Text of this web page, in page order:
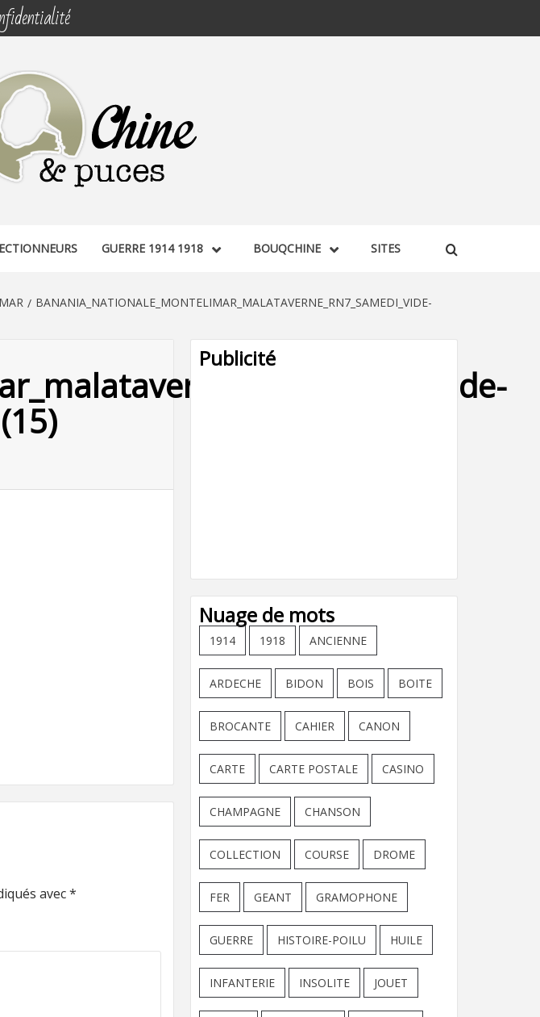
GUERRE 1914 1918 BOUQCHINE SITES
BANANIA_NATIONALE_MONTELIMAR_MALATAVERNE_RN7_SAMEDI_VIDE-
avec*
Publicité
Nuage de mots
1914 1918 ANCIENNE
ARDECHE BIDON BOIS BOITE
BROCANTE CAHIER CANON
CARTE CARTE POSTALE CASINO
CHAMPAGNE CHANSON
COLLECTION COURSE DROME
FER GEANT GRAMOPHONE
GUERRE HISTOIRE-POILU HUILE
INFANTERIE INSOLITE JOUET